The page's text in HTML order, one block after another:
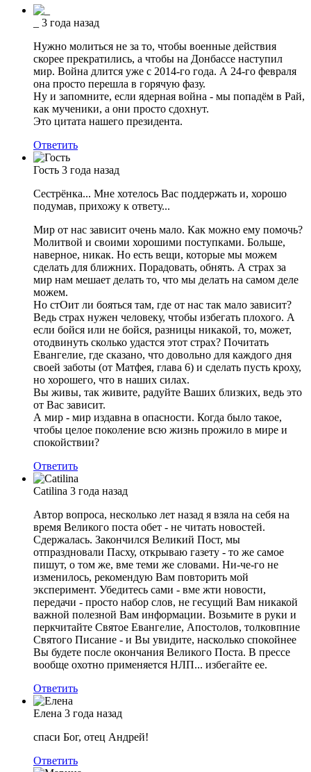
3 года назад
Нужно молиться не за то, чтобы военные действия
скорее прекратились, а чтобы на Донбассе наступил
мир. Война длится уже с 2014-го года. А 24-го февраля
она просто перешла в горячую фазу.
Ну и запомните, если ядерная война - мы попадём в Рай,
как мученики, а они просто сдохнут.
Это цитата нашего президента.
Ответить
Гость 3 года назад
Сестрёнка... Мне хотелось Вас поддержать и, хорошо
подумав, прихожу к ответу...
Мир от нас зависит очень мало. Как можно ему помочь?
Молитвой и своими хорошими поступками. Больше,
наверное, никак. Но есть вещи, которые мы можем
сделать для ближних. Порадовать, обнять. А страх за
мир нам мешает делать то, что мы делать на самом деле
можем.
Но стОит ли бояться там, где от нас так мало зависит?
Ведь страх нужен человеку, чтобы избегать плохого. А
если бойся или не бойся, разницы никакой, то, может,
отодвинуть сколько удастся этот страх? Почитать
Евангелие, где сказано, что довольно для каждого дня
своей заботы (от Матфея, глава 6) и сделать пусть кроху,
но хорошего, что в наших силах.
Вы живы, так живите, радуйте Ваших близких, ведь это
от Вас зависит.
А мир - мир издавна в опасности. Когда было такое,
чтобы целое поколение всю жизнь прожило в мире и
спокойствии?
Ответить
Catilina 3 года назад
Автор вопроса, несколько лет назад я взяла на себя на
время Великого поста обет - не читать новостей.
Сдержалась. Закончился Великий Пост, мы
отпраздновали Пасху, открываю газету - то же самое
пишут, о том же, вме теми же словами. Ни-че-го не
изменилось, рекомендую Вам повторить мой
эксперимент. Убедитесь сами - вме жти новости,
передачи - просто набор слов, не гесущий Вам никакой
важной полезной Вам информации. Возьмите в руки и
перкчитайте Святое Евангелие, Апостолов, толковпние
Святого Писание - и Вы увидите, насколько спокойнее
Вы будете после окончания Великого Поста. В прессе
вообще охотно применяется НЛП... избегайте ее.
Ответить
Елена 3 года назад
спаси Бог, отец Андрей!
Ответить